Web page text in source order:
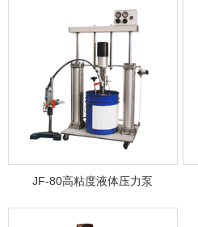
JF-80高粘度液体压力泵